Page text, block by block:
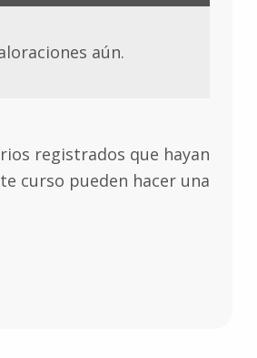
aún.
registrados que hayan
curso pueden hacer una